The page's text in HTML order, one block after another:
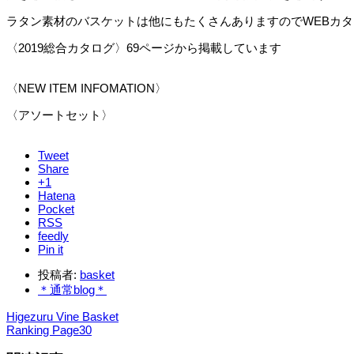
ラタン素材のバスケットは他にもたくさんありますのでWEBカ
〈2019総合カタログ〉69ページから掲載しています
〈NEW ITEM INFOMATION〉
〈アソートセット〉
Tweet
Share
+1
Hatena
Pocket
RSS
feedly
Pin it
投稿者: basket
＊通常blog＊
Higezuru Vine Basket
Ranking Page30